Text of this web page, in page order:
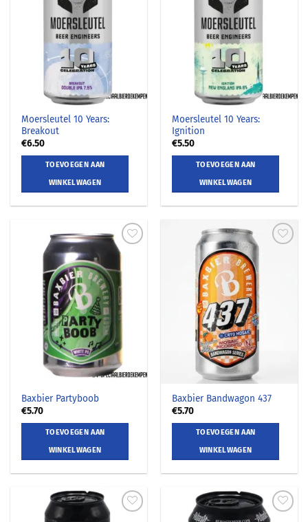
Moersleutel 10 Years:
Breakout
€6.50
TOEVOEGEN AAN
WINKELWAGEN
Moersleutel 10 Years:
Ignition
€5.50
TOEVOEGEN AAN
WINKELWAGEN
Baxbier Partyboob
€5.70
TOEVOEGEN AAN
WINKELWAGEN
Baxbier Bandwagon 437
€5.70
TOEVOEGEN AAN
WINKELWAGEN